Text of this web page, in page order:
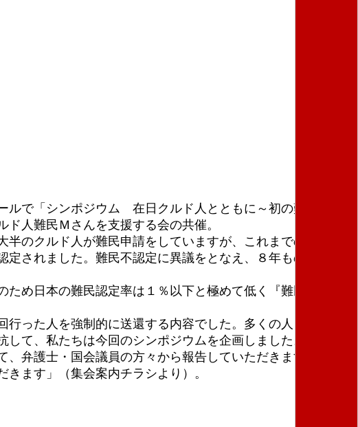
で「シンポジウム 在日クルド人とともに～初の難民認定
人難民Ｍさんを支援する会の共催。
のクルド人が難民申請をしていますが、これまでの約30年
されました。難民不認定に異議をとなえ、８年もの長い裁
め日本の難民認定率は１％以下と極めて低く『難民鎖国』
った人を強制的に送還する内容でした。多くの人々の反対
て、私たちは今回のシンポジウムを企画しました。日本の
弁護士・国会議員の方々から報告していただきます。同時
ます」（集会案内チラシより）。